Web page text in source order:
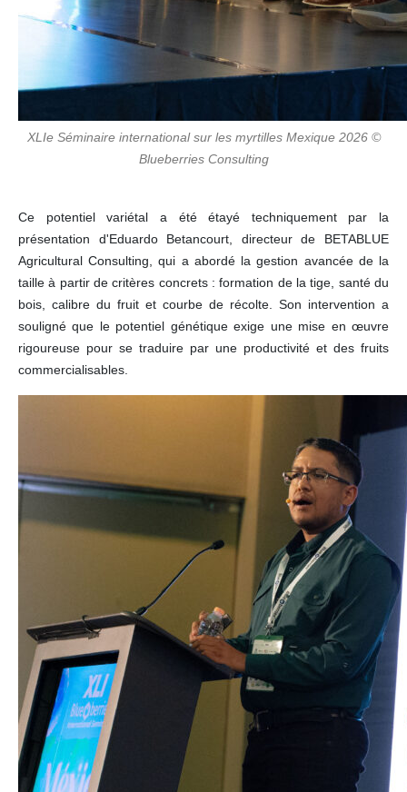
XLIe Séminaire international sur les myrtilles Mexique 2026 ©
Blueberries Consulting
Ce potentiel variétal a été étayé techniquement par la
présentation d'Eduardo Betancourt, directeur de BETABLUE
Agricultural Consulting, qui a abordé la gestion avancée de la
taille à partir de critères concrets : formation de la tige, santé du
bois, calibre du fruit et courbe de récolte. Son intervention a
souligné que le potentiel génétique exige une mise en œuvre
rigoureuse pour se traduire par une productivité et des fruits
commercialisables.